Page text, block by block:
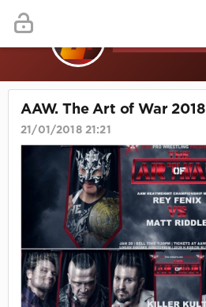
AAW. The Art of War 2018
21/01/2018 21:21